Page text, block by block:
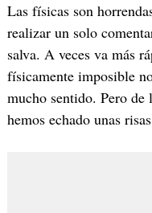
Las físicas son
realizar un solo
salva. A veces va más
físicamente imposible
mucho sentido. Pero
hemos echado unas